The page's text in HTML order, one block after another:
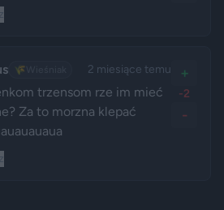
🌾 2 miesiące temu
trzensom rze im mieć
Za to morzna klepać
+
-2
-